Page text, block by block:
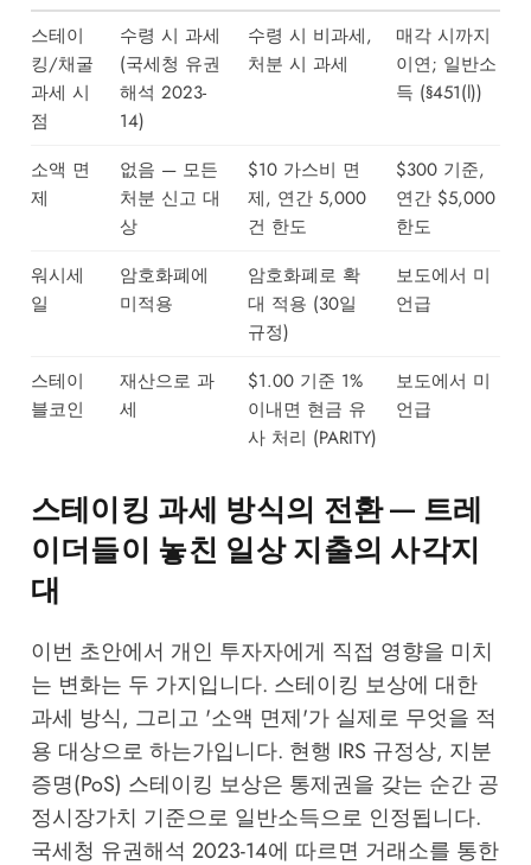
스테이
킹/채굴
과세 시
점
수령 시 과세
(국세청 유권
해석 2023-
14)
수령 시 비과세,
처분 시 과세
매각 시까지
이연; 일반소
득 (§451(l))
소액 면
제
없음 — 모든
처분 신고 대
상
$10 가스비 면
제, 연간 5,000
건 한도
$300 기준,
연간 $5,000
한도
워시세
일
암호화폐에
미적용
암호화폐로 확
대 적용 (30일
규정)
보도에서 미
언급
스테이
블코인
재산으로 과
세
$1.00 기준 1%
이내면 현금 유
사 처리 (PARITY)
보도에서 미
언급
스테이킹 과세 방식의 전환 — 트레
이더들이 놓친 일상 지출의 사각지
대
이번 초안에서 개인 투자자에게 직접 영향을 미치
는 변화는 두 가지입니다. 스테이킹 보상에 대한
과세 방식, 그리고 '소액 면제'가 실제로 무엇을 적
용 대상으로 하는가입니다. 현행 IRS 규정상, 지분
증명(PoS) 스테이킹 보상은 통제권을 갖는 순간 공
정시장가치 기준으로 일반소득으로 인정됩니다.
국세청 유권해석 2023-14에 따르면 거래소를 통한